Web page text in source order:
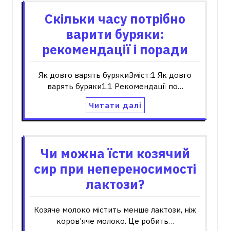
Скільки часу потрібно
варити буряки:
рекомендації і поради
Як довго варять бурякиЗміст:1 Як довго
варять буряки1.1 Рекомендації по…
Читати далі
Чи можна їсти козячий
сир при непереносимості
лактози?
Козяче молоко містить менше лактози, ніж
коров'яче молоко. Це робить…